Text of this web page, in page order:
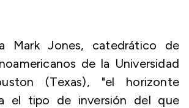
Mark Jones, catedrático de
de la Universidad
(Texas), "el horizonte
el tipo de inversión del que